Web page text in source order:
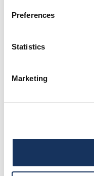
Preferences
Statistics
Marketing
durante ogni parte
possiate godere di